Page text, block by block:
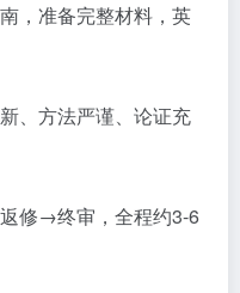
，准备完整材料，英
、方法严谨、论证充
修→终审，全程约3-6